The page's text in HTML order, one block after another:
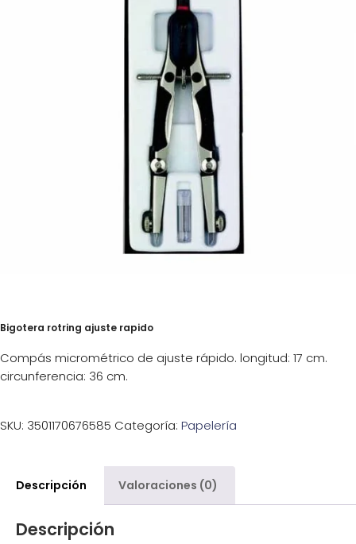
¡Imprimir!
Bigotera rotring ajuste rapido
Compás micrométrico de ajuste rápido. longitud: 17 cm.
circunferencia: 36 cm.
SKU: 3501170676585 Categoría: Papelería
Descripción Valoraciones (0)
Descripción